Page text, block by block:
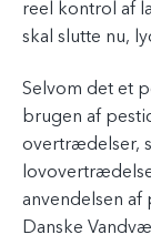
reel kontrol af
skal slutte nu,
Selvom det et
brugen af
overtrædelser,
anvendelsen af
Danske